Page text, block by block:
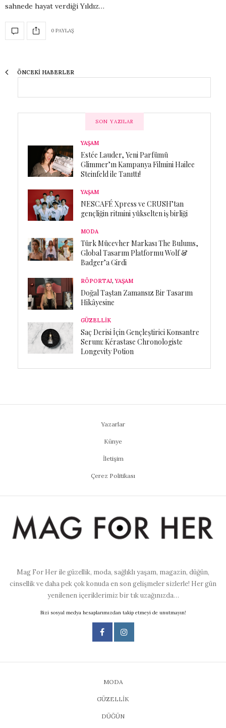
sahnede hayat verdiği Yıldız…
0 PAYLAŞ
ÖNCEKI HABERLER
SON YAZILAR
YAŞAM
Estée Lauder, Yeni Parfümü
Glimmer’ın Kampanya Filmini Hailee
Steinfeld ile Tanıttı!
YAŞAM
NESCAFÉ Xpress ve CRUSH’tan
gençliğin ritmini yükselten iş birliği
MODA
Türk Mücevher Markası The Bulums,
Global Tasarım Platformu Wolf &
Badger’a Girdi
RÖPORTAJ, YAŞAM
Doğal Taştan Zamansız Bir Tasarım
Hikâyesine
GÜZELLİK
Saç Derisi İçin Gençleştirici Konsantre
Serum: Kérastase Chronologiste
Longevity Potion
Yazarlar
Künye
İletişim
Çerez Politikası
Mag For Her ile güzellik, moda, sağlıklı yaşam, magazin, düğün,
cinsellik ve daha pek çok konuda en son gelişmeler sizlerle! Her gün
yenilenen içeriklerimiz bir tık uzağınızda…
Bizi sosyal medya hesaplarımızdan takip etmeyi de unutmayın!
MODA
GÜZELLİK
DÜĞÜN